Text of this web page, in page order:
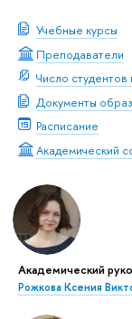
Учебные курсы
Преподаватели
Число студентов
Документы
Расписание
Академический
Академический
Рожкова Ксения